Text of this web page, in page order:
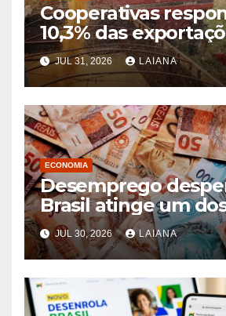
Cooperativas
10,3% das
agronegócio
entidade
JUL 31, 2026 LAIANA
ECONOMIA
Desemprego
Brasil atinge um
menores níveis da
JUL 30, 2026 LAIANA